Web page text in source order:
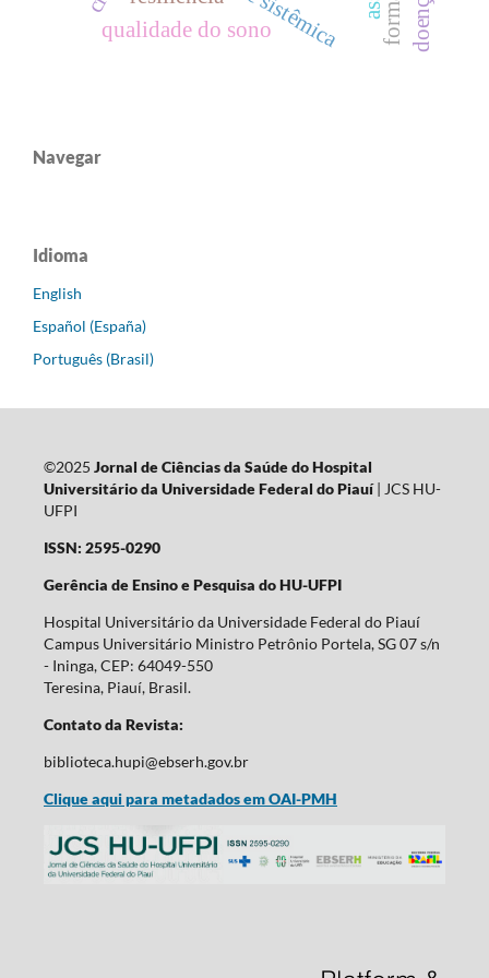
qualidade do sono
Navegar
Idioma
English
Español (España)
Português (Brasil)
©2025 Jornal de Ciências da Saúde do Hospital
Universitário da Universidade Federal do Piauí| JCS HU-
UFPI
ISSN: 2595-0290
Gerência de Ensino e Pesquisa do HU-UFPI
Hospital Universitário da Universidade Federal do Piauí
Campus Universitário Ministro Petrônio Portela, SG 07 s/n
- Ininga, CEP: 64049-550
Teresina, Piauí, Brasil.
Contato da Revista:
biblioteca.hupi@ebserh.gov.br
Clique aqui para metadados em OAI-PMH